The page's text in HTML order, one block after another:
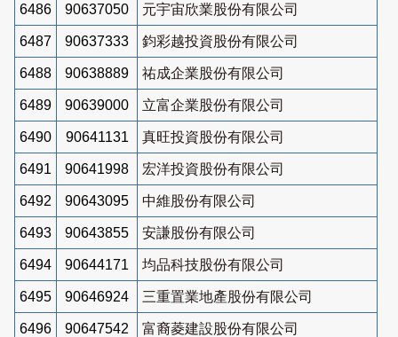
6486 90637050 元宇宙欣業股份有限公司
6487 90637333 鈞彩越投資股份有限公司
6488 90638889 祐成企業股份有限公司
6489 90639000 立富企業股份有限公司
6490 90641131 真旺投資股份有限公司
6491 90641998 宏洋投資股份有限公司
6492 90643095 中維股份有限公司
6493 90643855 安謙股份有限公司
6494 90644171 均品科技股份有限公司
6495 90646924 三重置業地產股份有限公司
6496 90647542 富裔菱建設股份有限公司